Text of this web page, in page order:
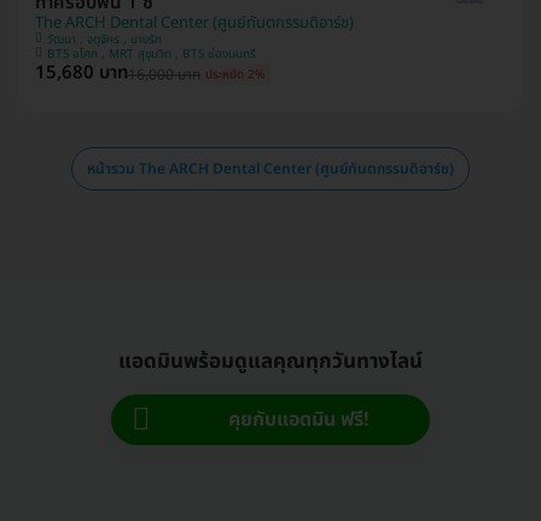
The ARCH Dental Center (ศูนย์ทันตกรรมดิอาร์ช)
วัฒนา , จตุจักร , บางรัก
BTS อโศก , MRT สุขุมวิท , BTS ช่องนนทรี
15,680 บาท16,000 บาท ประหยัด 2%
หน้ารวม The ARCH Dental Center (ศูนย์ทันตกรรมดิอาร์ช)
แอดมินพร้อมดูแลคุณทุกวันทางไลน์
คุยกับแอดมิน ฟรี!